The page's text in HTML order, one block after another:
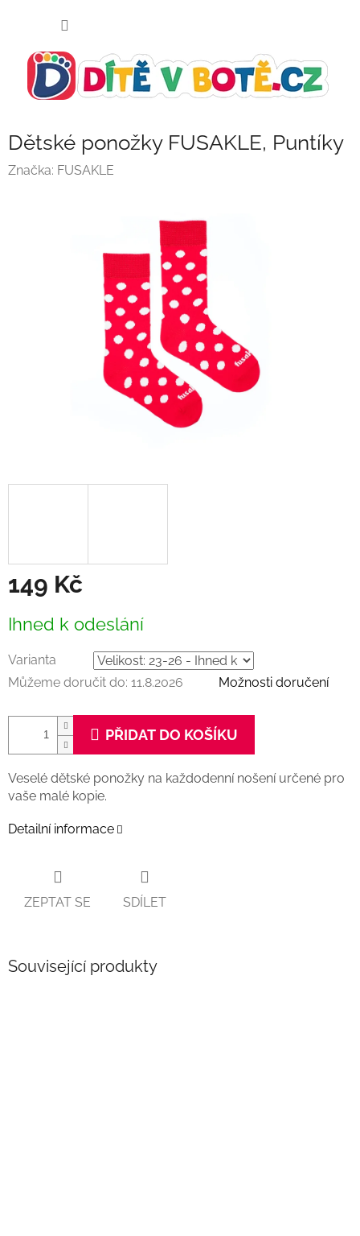
Dětské ponožky FUSAKLE, Puntíky
Značka: FUSAKLE
149 Kč
cena:
Ihned k odeslání
Varianta
Můžeme doručit do: 11.8.2026 Možnosti doručení
PŘIDAT DO KOŠÍKU
Veselé dětské ponožky na každodenní nošení určené pro
vaše malé kopie.
Detailní informace
ZEPTAT SE SDÍLET
Související produkty